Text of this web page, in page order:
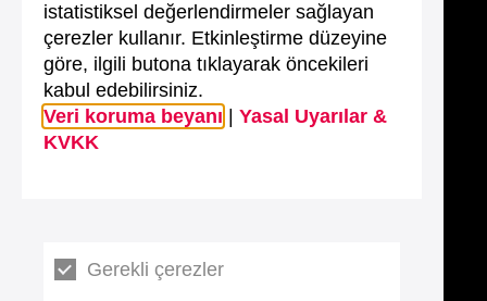
istatistiksel değerlendirmeler sağlayan
çerezler kullanır. Etkinleştirme düzeyine
göre, ilgili butona tıklayarak öncekileri
kabul edebilirsiniz.
Veri koruma beyanı
Yasal Uyarılar &
KVKK
Gerekli çerezler